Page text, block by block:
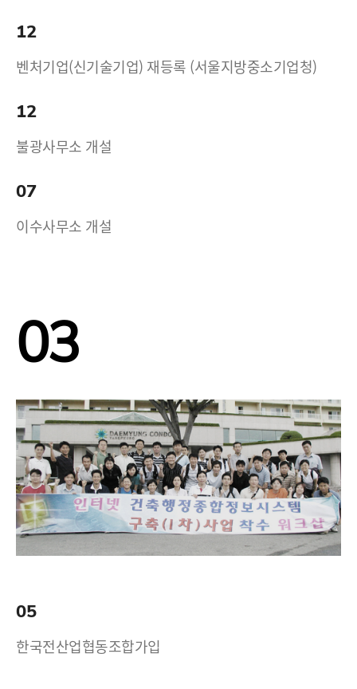
12
벤처기업(신기술기업) 재등록 (서울지방중소기업청)
12
불광사무소 개설
07
이수사무소 개설
03
05
한국전산업협동조합가입